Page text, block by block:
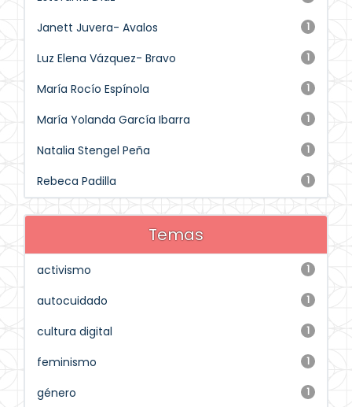
1
Janett Juvera- Avalos
1
Luz Elena Vázquez- Bravo
1
María Rocío Espínola
1
María Yolanda García Ibarra
1
Natalia Stengel Peña
1
Rebeca Padilla
Temas
1
activismo
1
autocuidado
1
cultura digital
1
feminismo
1
género